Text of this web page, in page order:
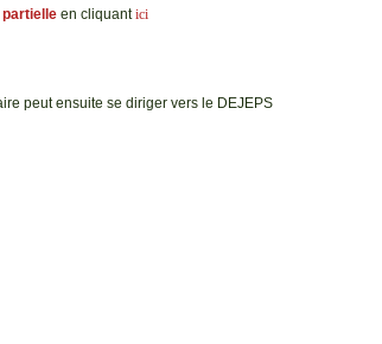
en cliquantici
peut ensuite se diriger vers le DEJEPS